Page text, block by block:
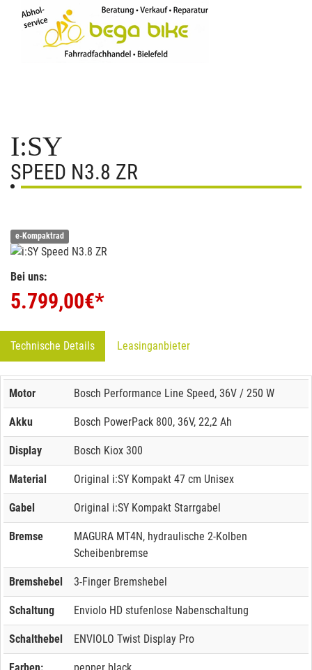
I:SY
SPEED N3.8 ZR
e-Kompaktrad
Bei uns:
5.799,00€*
Technische Details Leasinganbieter
Motor Bosch Performance Line Speed, 36V / 250 W
Akku Bosch PowerPack 800, 36V, 22,2 Ah
Display Bosch Kiox 300
Material Original i:SY Kompakt 47 cm Unisex
Gabel Original i:SY Kompakt Starrgabel
Bremse
MAGURA MT4N, hydraulische 2-Kolben
Scheibenbremse
Bremshebel 3-Finger Bremshebel
Schaltung Enviolo HD stufenlose Nabenschaltung
Schalthebel ENVIOLO Twist Display Pro